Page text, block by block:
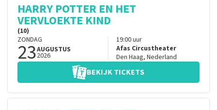
HARRY POTTER EN HET
VERVLOEKTE KIND
(10)
ZONDAG
23AUGUSTUS
2026
19:00uur
Afas Circustheater
Den Haag, Nederland
BEKIJK TICKETS